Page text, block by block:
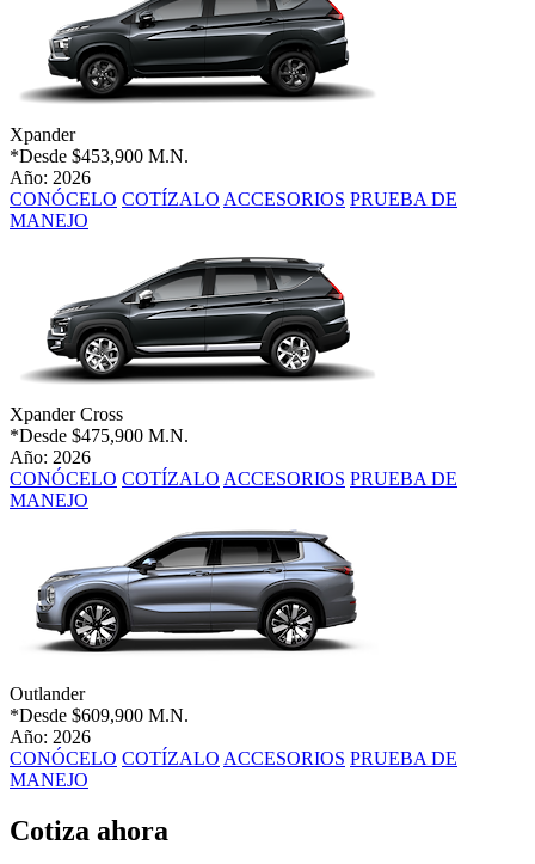
Xpander
*Desde $453,900 M.N.
Año: 2026
CONÓCELO COTÍZALO ACCESORIOS PRUEBA DE
MANEJO
Xpander Cross
*Desde $475,900 M.N.
Año: 2026
CONÓCELO COTÍZALO ACCESORIOS PRUEBA DE
MANEJO
Outlander
*Desde $609,900 M.N.
Año: 2026
CONÓCELO COTÍZALO ACCESORIOS PRUEBA DE
MANEJO
Cotiza ahora